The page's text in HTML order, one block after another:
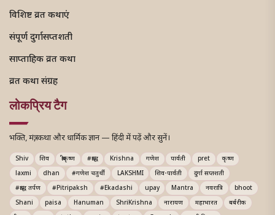
विशिष्ट व्रत कथाएं
संपूर्ण दुर्गासप्तशती
साप्ताहिक व्रत कथा
व्रत कथा संग्रह
लोकप्रिय टैग
भक्ति, मंत्र, कथा और धार्मिक ज्ञान — हिंदी में पढ़ें और सुनें।
Shiv शिव श्रीकृष्ण #श्राद्ध Krishna गणेश पार्वती pret
कृष्ण
laxmi
dhan #गणेश चतुर्थी LAKSHMI शिव-पार्वती
दुर्गा सप्तशती
#श्राद्ध तर्पण
#Pitripaksh #Ekadashi upay Mantra नवरात्रि
bhoot
Shani
paisa Hanuman ShriKrishna नारायण महाभारत
बर्बरीक